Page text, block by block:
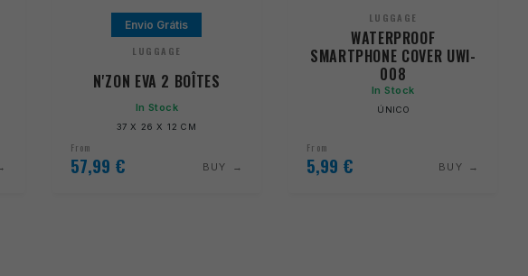
Envio Grátis
LUGGAGE
N'ZON EVA 2 BOÎTES
In Stock
37 X 26 X 12 CM
From
57,99 € BUY
LUGGAGE
WATERPROOF
SMARTPHONE COVER UWI-
008
In Stock
ÚNICO
From
5,99 € BUY